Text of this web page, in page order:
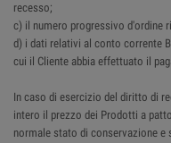
recesso;
c) il numero progressivo d'ordine
d) i dati relativi al conto corrente
cui il Cliente abbia effettuato il
In caso di esercizio del diritto di
intero il prezzo dei Prodotti a
normale stato di conservazione